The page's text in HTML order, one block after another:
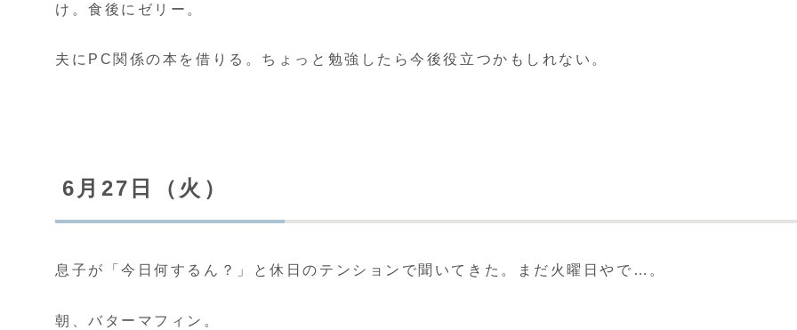
け。食後にゼリー。
夫にPC関係の本を借りる。ちょっと勉強したら今後役立つかもしれない。
6月27日（火）
息子が「今日何するん？」と休日のテンションで聞いてきた。まだ火曜日やで…。
朝、バターマフィン。